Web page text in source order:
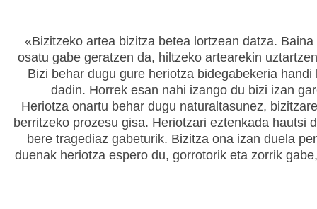
«Bizitzeko artea bizitza betea lortzean datza. Baina
osatu gabe geratzen da, hiltzeko artearekin
Bizi behar dugu gure heriotza bidegabekeria handi
dadin. Horrek esan nahi izango du bizi izan
Heriotza onartu behar dugu naturaltasunez,
berritzeko prozesu gisa. Heriotzari eztenkada hautsi
bere tragediaz gabeturik. Bizitza ona izan duela
duenak heriotza espero du, gorrotorik eta zorrik